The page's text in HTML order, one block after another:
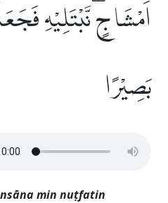
اَمْشَاجٍۖ نَّبْتَلِيْهِ
بَصِيْرًا
min nuṭfatin